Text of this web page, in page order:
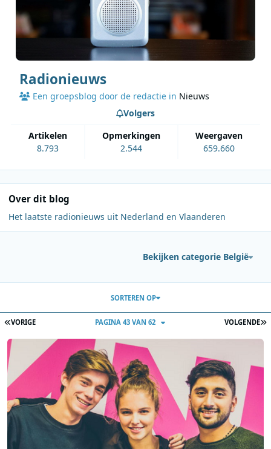
Radionieuws
Een groepsblog door de redactie in Nieuws
artikelen
8.793
opmerkingen
2.544
weergaven
659.660
Volgers
Over dit blog
Het laatste radionieuws uit Nederland en Vlaanderen
Bekijken categorie België
EERSTE PAGINA
VORIGE VOLGENDE
PAGINA 43 VAN 62
SORTEREN OP
Lees meer over Wie wordt de nieuwe MNM Rising Star?